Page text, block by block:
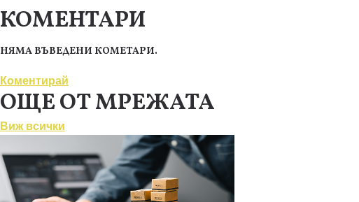
КОМЕНТАРИ
НЯМА ВЪВЕДЕНИ КОМЕТАРИ.
Коментирай
ОЩЕ ОТ МРЕЖАТА
Виж всички